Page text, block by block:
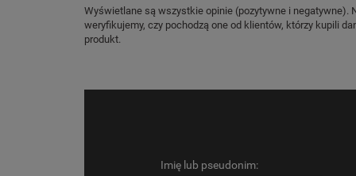
Wyświetlane są wszystkie opinie (pozytywne i negatywne).
weryfikujemy, czy pochodzą one od klientów, którzy kupili
produkt.
Imię lub pseudonim: